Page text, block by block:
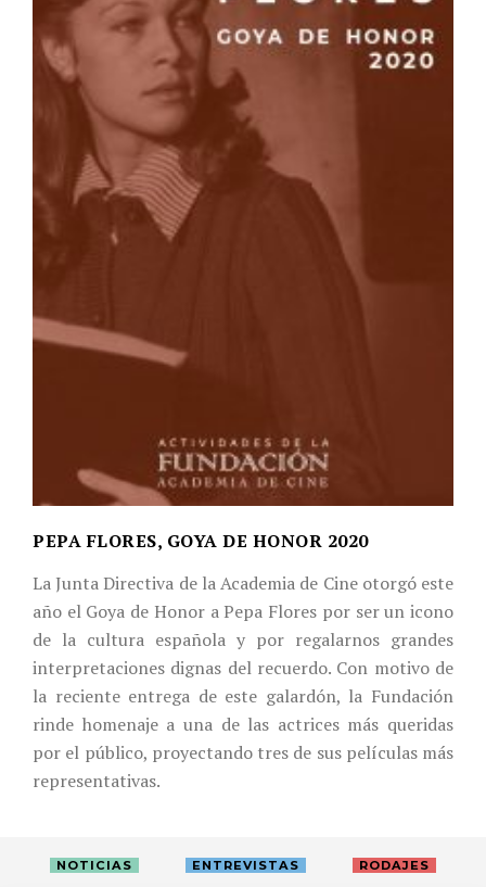
PEPA FLORES, GOYA DE HONOR 2020
La Junta Directiva de la Academia de Cine otorgó este
año el Goya de Honor a Pepa Flores por ser un icono
de la cultura española y por regalarnos grandes
interpretaciones dignas del recuerdo. Con motivo de
la reciente entrega de este galardón, la Fundación
rinde homenaje a una de las actrices más queridas
por el público, proyectando tres de sus películas más
representativas.
NOTICIAS ENTREVISTAS RODAJES